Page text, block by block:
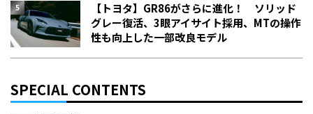
【トヨタ】GR86がさらに進化！ ソリッド
グレー復活、3眼アイサイト採用、MTの操作
性も向上した一部改良モデル
SPECIAL CONTENTS